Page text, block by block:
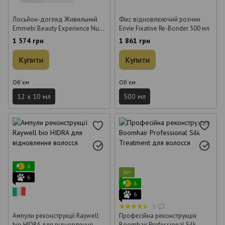
Лосьйон-догляд Живильний
Emmebi Beauty Experience Nutry
Care Lotion (ампули) 12 x 10 мл
1 574 грн
Купити
Об`єм
12 х 10 мл
Фікс відновлюючий розчин
Envie Fixative Re-Bonder 500 мл
1 861 грн
Купити
Об`єм
500 мл
6
6
Ампули реконструкції Raywell
Хіт
6
6
5
Професійна реконструкція